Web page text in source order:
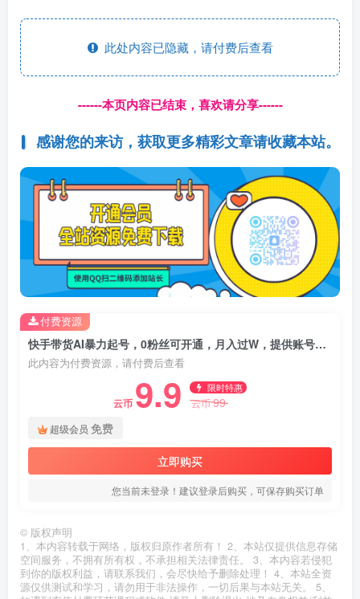
此处内容已隐藏，请付费后查看
------本页内容已结束，喜欢请分享------
感谢您的来访，获取更多精彩文章请收藏本站。
快手带货AI暴力起号，0粉丝可开通，月入过W，提供账号就行，适合普通人的懒人项目【揭秘】
此内容为付费资源，请付费后查看
云币 9.9 限时特惠
云币99
超级会员 免费
立即购买
您当前未登录！建议登录后购买，可保存购买订单
付费资源
© 版权声明
1、本内容转载于网络，版权归原作者所有！ 2、本站仅提供信息存储
空间服务，不拥有所有权，不承担相关法律责任。 3、本内容若侵犯
到你的版权利益，请联系我们，会尽快给予删除处理！ 4、本站全资
源仅供测试和学习，请勿用于非法操作，一切后果与本站无关。 5、